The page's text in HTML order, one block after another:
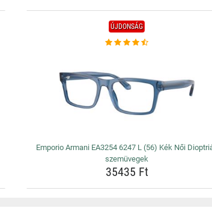
ÚJDONSÁG
Emporio Armani EA3254 6247 L (56) Kék Női
szemüvegek
35435 Ft